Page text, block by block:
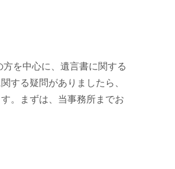
方を中心に、遺言書に関する
する疑問がありましたら、
。まずは、当事務所までお